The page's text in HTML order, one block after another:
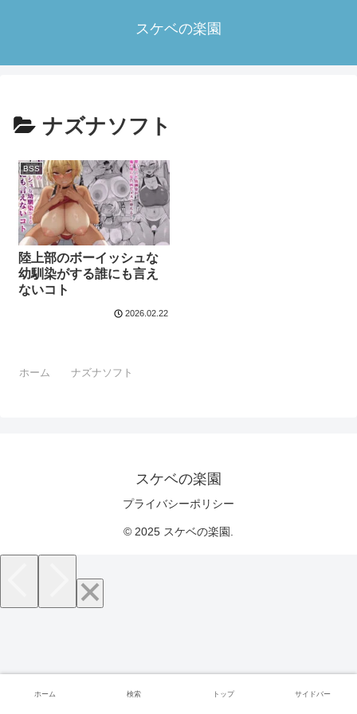
スケベの楽園
ナズナソフト
BSS
陸上部のボーイッシュな
幼馴染がする誰にも言え
ないコト
2026.02.22
ホーム ナズナソフト
スケベの楽園
プライバシーポリシー
© 2025 スケベの楽園.
ホーム 検索 トップ サイドバー